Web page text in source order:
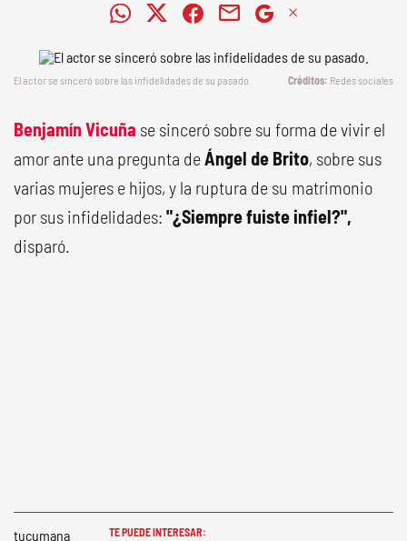
El actor se sinceró sobre las infidelidades de su pasado. Redes sociales
Benjamín Vicuña se sinceró sobre su forma de vivir el
amor ante una pregunta deÁngel de Brito, sobre sus
varias mujeres e hijos, y la ruptura de su matrimonio
por sus infidelidades: "¿Siempre fuiste infiel?",
disparó.
TE PUEDE INTERESAR: